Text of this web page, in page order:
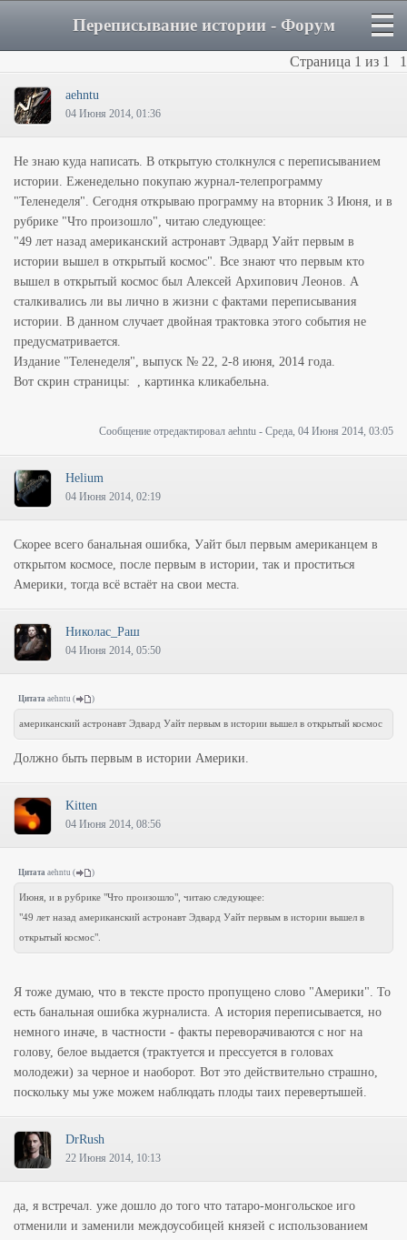
Переписывание истории - Форум
Страница 1 из 1 1
aehntu
04 Июня 2014, 01:36
Не знаю куда написать. В открытую столкнулся с переписыванием
истории. Еженедельно покупаю журнал-телепрограмму
"Теленеделя". Сегодня открываю программу на вторник 3 Июня, и в
рубрике "Что произошло", читаю следующее:
"49 лет назад американский астронавт Эдвард Уайт первым в
истории вышел в открытый космос". Все знают что первым кто
вышел в открытый космос был Алексей Архипович Леонов. А
сталкивались ли вы лично в жизни с фактами переписывания
истории. В данном случает двойная трактовка этого события не
предусматривается.
Издание "Теленеделя", выпуск № 22, 2-8 июня, 2014 года.
Вот скрин страницы:
, картинка кликабельна.
Сообщение отредактировал aehntu - Среда, 04 Июня 2014, 03:05
Helium
04 Июня 2014, 02:19
Скорее всего банальная ошибка, Уайт был первым американцем в
открытом космосе, после первым в истории, так и проститься
Америки, тогда всё встаёт на свои места.
Hиколас_Раш
04 Июня 2014, 05:50
Цитата aehntu ( )
американский астронавт Эдвард Уайт первым в истории вышел в открытый космос
Должно быть первым в истории Америки.
Kitten
04 Июня 2014, 08:56
Цитата aehntu ( )
Июня, и в рубрике "Что произошло", читаю следующее:
"49 лет назад американский астронавт Эдвард Уайт первым в истории вышел в
открытый космос".
Я тоже думаю, что в тексте просто пропущено слово "Америки". То
есть банальная ошибка журналиста. А история переписывается, но
немного иначе, в частности - факты переворачиваются с ног на
голову, белое выдается (трактуется и прессуется в головах
молодежи) за черное и наоборот. Вот это действительно страшно,
поскольку мы уже можем наблюдать плоды таих перевертышей.
DrRush
22 Июня 2014, 10:13
да, я встречал. уже дошло до того что татаро-монгольское иго
отменили и заменили междоусобицей князей с использованием